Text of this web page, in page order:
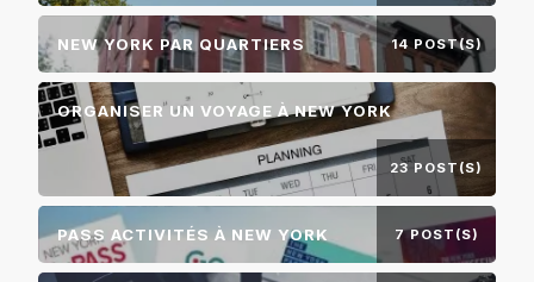
NEW YORK PAR QUARTIERS 14 POST(S)
ORGANISER UN VOYAGE À NEW YORK
23 POST(S)
PASS ACTIVITÉS À NEW YORK 7 POST(S)